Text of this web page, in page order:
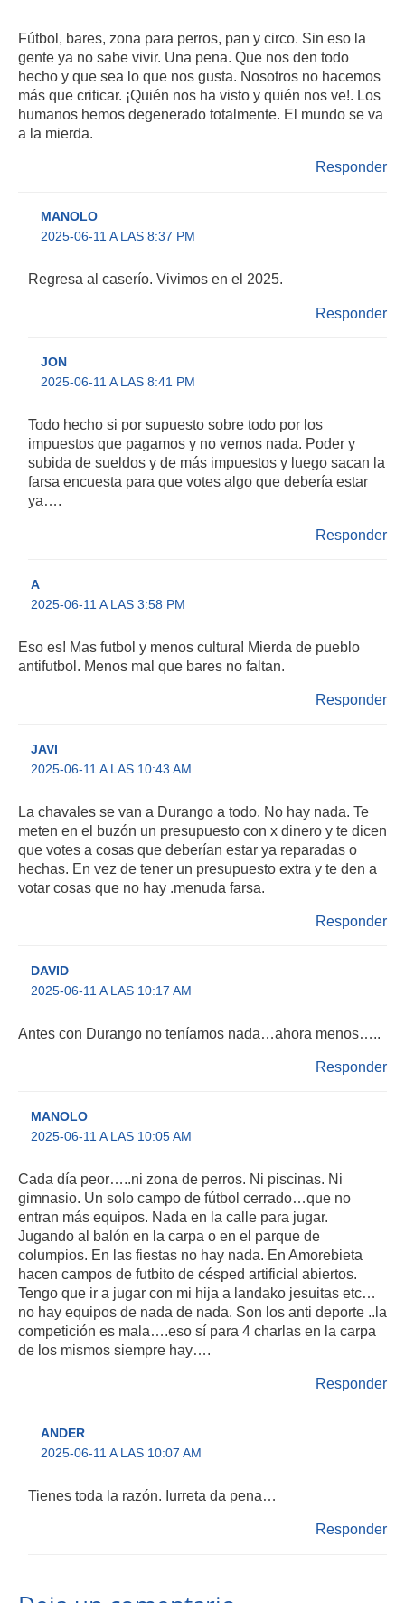
Fútbol, bares, zona para perros, pan y circo. Sin eso la
gente ya no sabe vivir. Una pena. Que nos den todo
hecho y que sea lo que nos gusta. Nosotros no hacemos
más que criticar. ¡Quién nos ha visto y quién nos ve!. Los
humanos hemos degenerado totalmente. El mundo se va
a la mierda.
Responder
MANOLO
2025-06-11 A LAS 8:37 PM
Regresa al caserío. Vivimos en el 2025.
Responder
JON
2025-06-11 A LAS 8:41 PM
Todo hecho si por supuesto sobre todo por los
impuestos que pagamos y no vemos nada. Poder y
subida de sueldos y de más impuestos y luego sacan la
farsa encuesta para que votes algo que debería estar
ya….
Responder
A
2025-06-11 A LAS 3:58 PM
Eso es! Mas futbol y menos cultura! Mierda de pueblo
antifutbol. Menos mal que bares no faltan.
Responder
JAVI
2025-06-11 A LAS 10:43 AM
La chavales se van a Durango a todo. No hay nada. Te
meten en el buzón un presupuesto con x dinero y te dicen
que votes a cosas que deberían estar ya reparadas o
hechas. En vez de tener un presupuesto extra y te den a
votar cosas que no hay .menuda farsa.
Responder
DAVID
2025-06-11 A LAS 10:17 AM
Antes con Durango no teníamos nada…ahora menos…..
Responder
MANOLO
2025-06-11 A LAS 10:05 AM
Cada día peor…..ni zona de perros. Ni piscinas. Ni
gimnasio. Un solo campo de fútbol cerrado…que no
entran más equipos. Nada en la calle para jugar.
Jugando al balón en la carpa o en el parque de
columpios. En las fiestas no hay nada. En Amorebieta
hacen campos de futbito de césped artificial abiertos.
Tengo que ir a jugar con mi hija a landako jesuitas etc…
no hay equipos de nada de nada. Son los anti deporte ..la
competición es mala….eso sí para 4 charlas en la carpa
de los mismos siempre hay….
Responder
ANDER
2025-06-11 A LAS 10:07 AM
Tienes toda la razón. Iurreta da pena…
Responder